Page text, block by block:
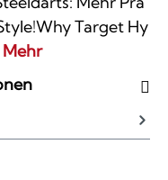
Target Hy
Mehr